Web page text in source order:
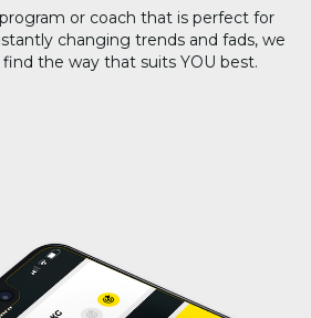
or coach that is perfect for
changing trends and fads, we
the way that suits YOU best.